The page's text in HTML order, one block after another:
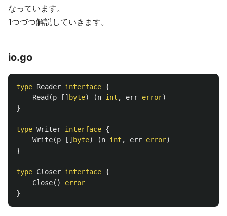
なっています。
1つづつ解説していきます。
io.go
type Reader interface {
Read (p [] byte) (n int , err error)
}
type Writer interface {
Write(p [] byte) (n int , err error)
}
type Closer interface {
Close()
error
}